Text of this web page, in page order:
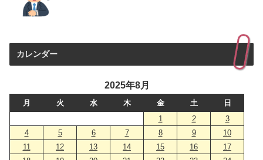
カレンダー
2025年8月
月 火 水 木 金 土
日
1
2
3
4
5 6 7 8 9
10
11
12 13 14 15 16
17